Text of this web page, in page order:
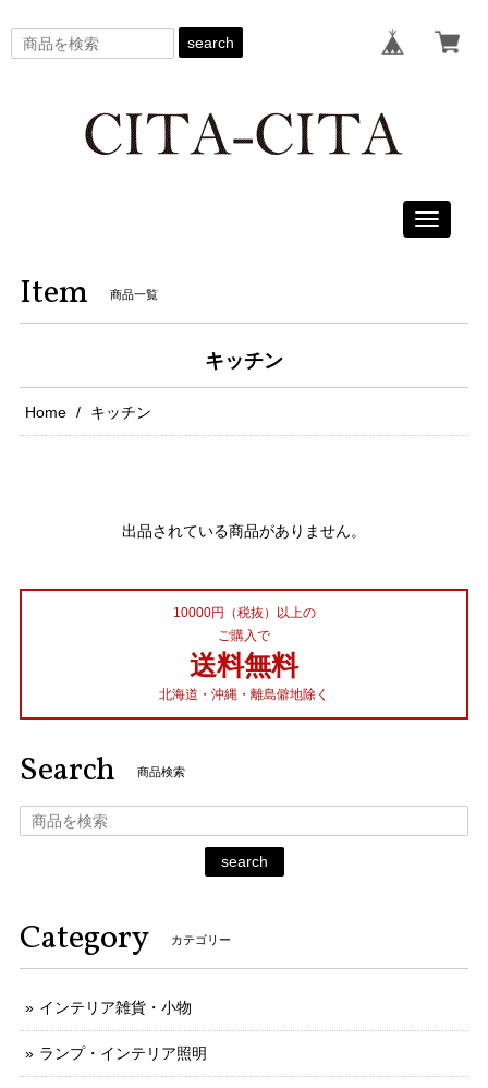
search
Toggle
Item 商品一覧
キッチン
Home キッチン
出品されている商品がありません。
10000円（税抜）以上の
ご購入で
送料無料
北海道・沖縄・離島僻地除く
Search 商品検索
search
Category カテゴリー
インテリア雑貨・小物
ランプ・インテリア照明